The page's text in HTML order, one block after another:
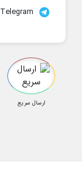
Telegram
ارسال سریع